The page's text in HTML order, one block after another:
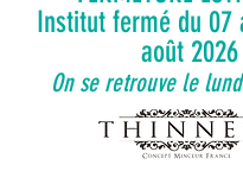
Institut fermé du 07
août 2026
On se retrouve le